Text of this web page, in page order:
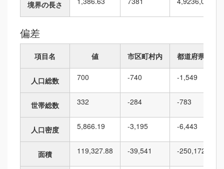
境界の長さ
偏差
項目名 値 市区町村内 都道府県内
人口総数 700 -740 -1,549
世帯総数 332 -284 -783
人口密度 5,866.19 -3,195 -6,443
面積 119,327.88 -39,541 -250,172